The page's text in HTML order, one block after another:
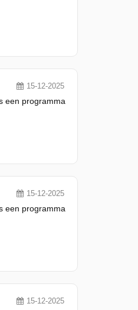
15-12-2025
een programma
15-12-2025
een programma
15-12-2025